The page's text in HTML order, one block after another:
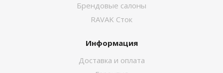
Брендовые салоны
RAVAK Сток
Информация
Доставка и оплата